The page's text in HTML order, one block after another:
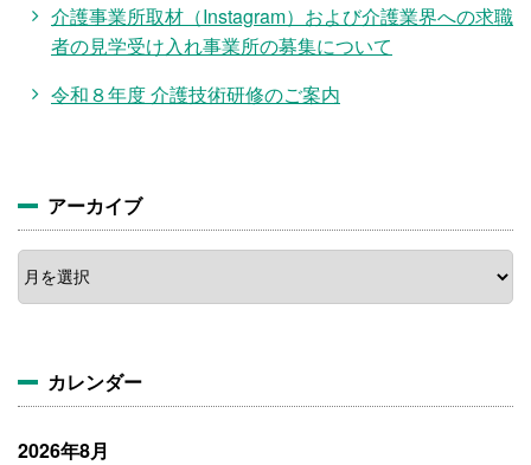
介護事業所取材（Instagram）および介護業界への求職
者の見学受け入れ事業所の募集について
令和８年度 介護技術研修のご案内
アーカイブ
ア
ー
カ
カレンダー
2026年8月